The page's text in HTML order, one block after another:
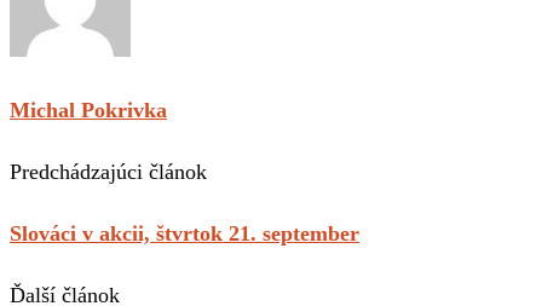
Michal Pokrivka
Predchádzajúci článok
Slováci v akcii, štvrtok 21. september
Ďalší článok